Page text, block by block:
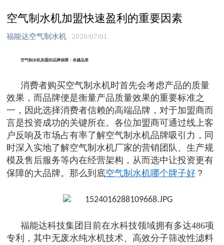
空气制水机加盟快速盈利的重要因素
福能达空气制水机 2020/07/01
空气制水机加盟的品牌保障：卓越品质
消费者购买空气制水机时首先会考虑产品的质量
效果，而品牌便是衡量产品质量效果的重要标准之
一，因此选择消费者信赖的高端品牌，对于加盟商而
言是投资成功的关键所在。各位加盟商可通过线上客
户反响及市场占有率了解空气制水机品牌吸引力，同
时深入实地了解空气制水机厂家的营销团队、生产规
模及售后服务等内在经营架构，从而选中让投资更有
保障的大品牌。那么到底空气制水机哪个牌子好 ？
福能达科技集团目前在水科技领域拥有多达486项
专利，其中无废水纯水机技术、高效分子筛改性滤料